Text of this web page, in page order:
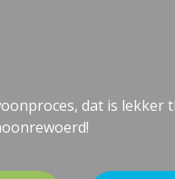
dat is lekker